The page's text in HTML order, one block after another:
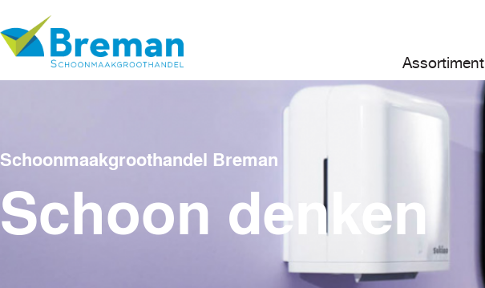
Assortiment
Schoonmaakgroothandel Breman
Schoon denken